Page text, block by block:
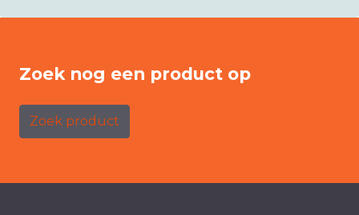
Zoek nog een product op
Zoek product